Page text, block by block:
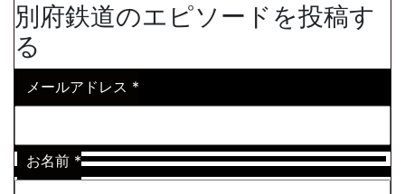
別府鉄道のエピソードを投稿す
る
メールアドレス *
お名前 *